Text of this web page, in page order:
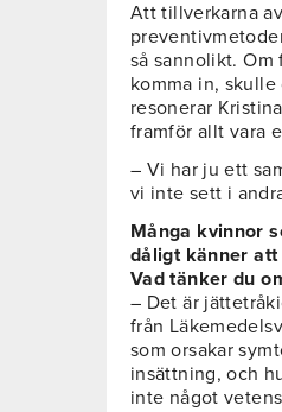
Att tillverkarna
så sannolikt.
komma in,
resonerar
framför allt vara
– Vi har ju ett
vi inte sett i
Många kvinnor
dåligt känner
Vad tänker du
– Det är
från
som orsakar
insättning, och
inte något